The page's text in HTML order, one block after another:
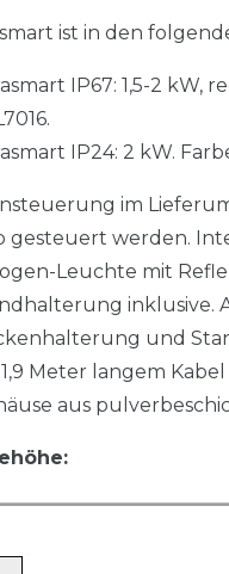
ist in den
IP67: 1,5-2 kW,
IP24: 2 kW.
im
gesteuert werden.
Leuchte mit
inklusive.
und
Meter langem
aus